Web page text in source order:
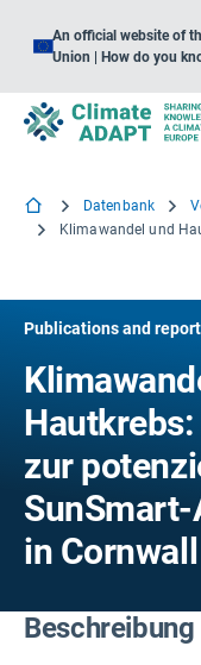
An official website of
Union | How do you
Datenbank
Publications and
zur
in Cornwall
Beschreibung